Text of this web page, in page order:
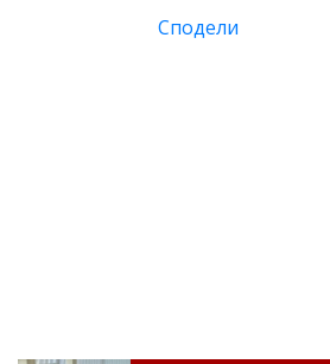
Сподели